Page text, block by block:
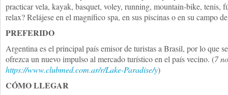
practicar vela, kayak, basquet, voley, running, mountain-bike, tenis,
relax? Relájese en el magnífico spa, en sus piscinas o en su campo
PREFERIDO
Argentina es el principal país emisor de turistas a Brasil, por lo que
ofrezca un nuevo impulso al mercado turístico en el país vecino. (7
https://www.clubmed.com.ar/r/Lake-Paradise/y)
CÓMO LLEGAR